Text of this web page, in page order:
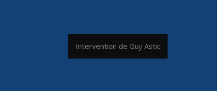
Intervention de Guy Astic